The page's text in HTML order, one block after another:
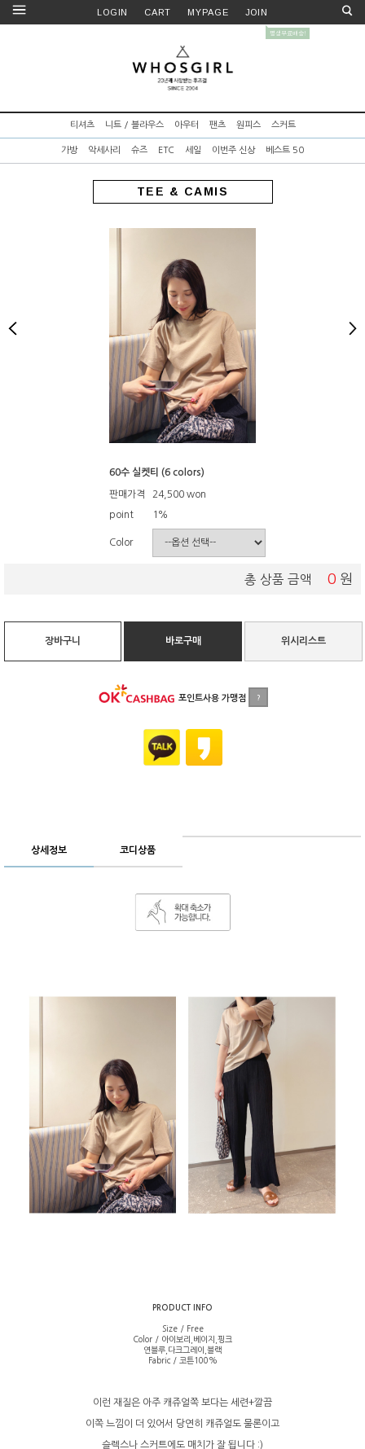
LOGIN CART MYPAGE JOIN
티셔츠 니트 / 블라우스 아우터 팬츠 원피스 스커트
가방 악세사리 슈즈 ETC 세일 이번주 신상 베스트 50
TEE & CAMIS
60수 실켓티 (6 colors)
판매가격 24,500 won
point 1%
Color
총 상품 금액 0 원
장바구니 바로구매 위시리스트
포인트사용 가맹점 ?
상세정보 코디상품
PRODUCT INFO
Size / Free
Color / 아이보리,베이지,핑크
연블루,다크그레이,블랙
Fabric / 코튼100%
이런 재질은 아주 캐쥬얼쪽 보다는 세련+깔끔
이쪽 느낌이 더 있어서 당연히 캐쥬얼도 물론이고
슬렉스나 스커트에도 매치가 잘 됩니다 :)